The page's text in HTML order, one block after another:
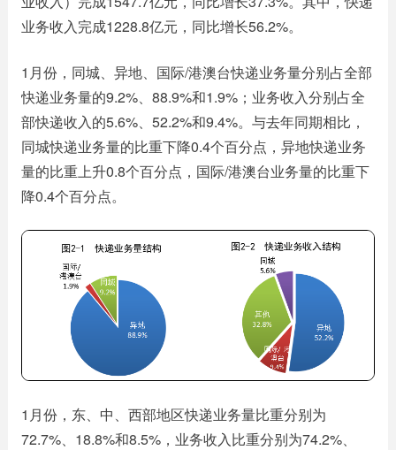
业务收入完成1228.8亿元，同比增长56.2%。
1月份，同城、异地、国际/港澳台快递业务量分别占全部
快递业务量的9.2%、88.9%和1.9%；业务收入分别占全
部快递收入的5.6%、52.2%和9.4%。与去年同期相比，
同城快递业务量的比重下降0.4个百分点，异地快递业务
量的比重上升0.8个百分点，国际/港澳台业务量的比重下
降0.4个百分点。
1月份，东、中、西部地区快递业务量比重分别为
72.7%、18.8%和8.5%，业务收入比重分别为74.2%、